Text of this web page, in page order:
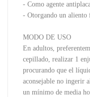
- Como agente
- Otorgando un aliento
MODO DE USO
En adultos,
cepillado, realizar 1
procurando que el
aconsejable no ingerir
un mínimo de media